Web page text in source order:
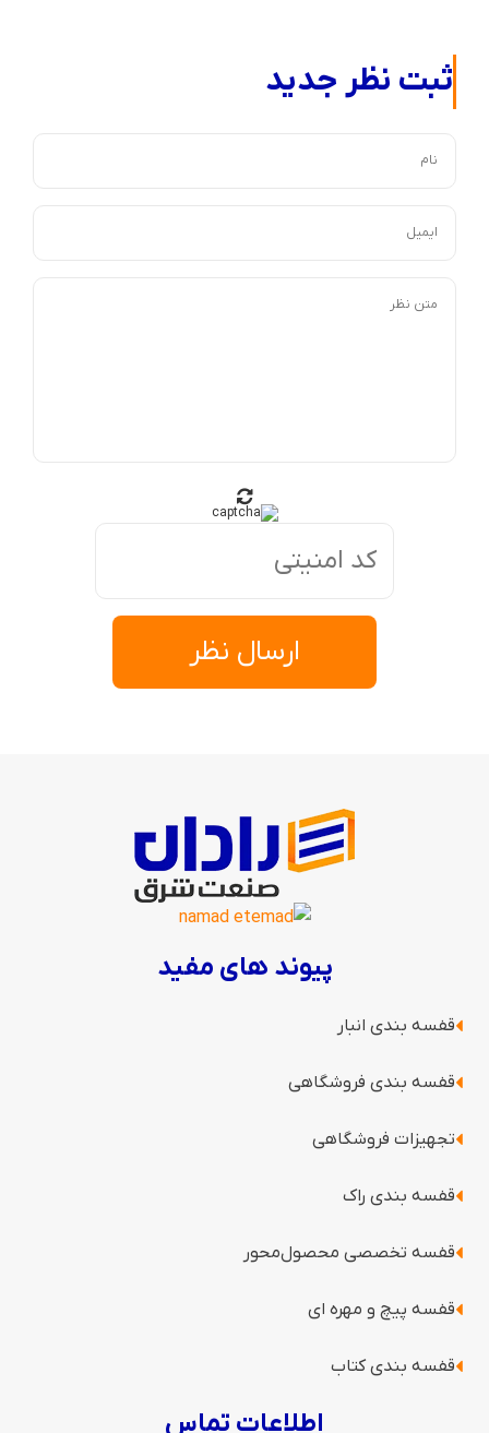
ثبت نظر جدید
ارسال نظر
پیوند های مفید
قفسه بندی انبار
قفسه بندی فروشگاهی
تجهیزات فروشگاهی
قفسه بندی راک
قفسه‌ تخصصی محصول‌محور
قفسه پیچ و مهره ای
قفسه‌ بندی کتاب
اطلاعات تماس